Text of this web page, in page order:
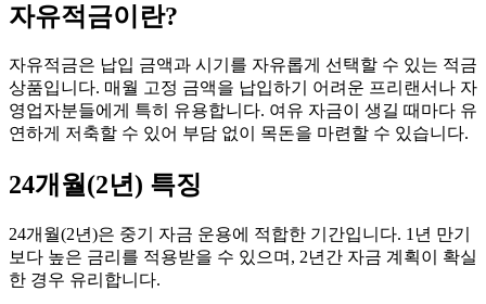
자유적금이란?
자유적금은 납입 금액과 시기를 자유롭게 선택할 수 있는 적금
상품입니다. 매월 고정 금액을 납입하기 어려운 프리랜서나 자
영업자분들에게 특히 유용합니다. 여유 자금이 생길 때마다 유
연하게 저축할 수 있어 부담 없이 목돈을 마련할 수 있습니다.
24개월(2년) 특징
24개월(2년)은 중기 자금 운용에 적합한 기간입니다. 1년 만기
보다 높은 금리를 적용받을 수 있으며, 2년간 자금 계획이 확실
한 경우 유리합니다.